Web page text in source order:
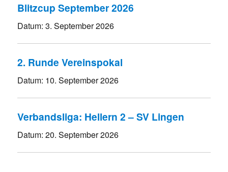
Blitzcup September 2026
Datum:3. September 2026
2. Runde Vereinspokal
Datum: 10. September 2026
Verbandsliga: Hellern 2 – SV Lingen
Datum:20. September 2026